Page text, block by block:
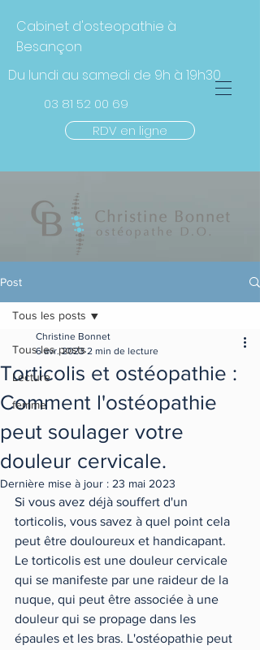
Cabinet d'osteopathie à
Besançon
Du lundi au samedi de 9h à 19h30
03 81 52 00 69
RDV en ligne
Post
Tous les posts
Lecture
femme
Tous les posts
Torticolis et ostéopathie :
Comment l'ostéopathie
peut soulager votre
douleur cervicale.
Christine Bonnet
6 avr. 2023 2 min de lecture
Dernière mise à jour : 23 mai 2023
Si vous avez déjà souffert d'un
torticolis, vous savez à quel point cela
peut être douloureux et handicapant.
Le torticolis est une douleur cervicale
qui se manifeste par une raideur de la
nuque, qui peut être associée à une
douleur qui se propage dans les
épaules et les bras. L'ostéopathie peut